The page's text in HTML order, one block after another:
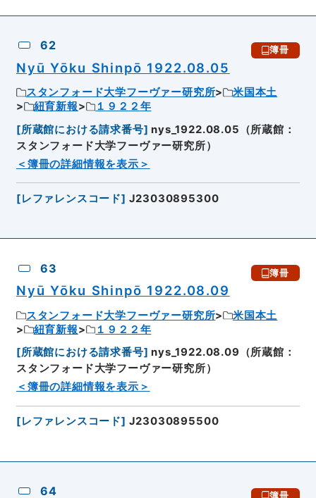
62 簿冊
Nyū Yōku Shinpō 1922.08.05
スタンフォード大学フーヴァー研究所
米国本土
紐育新報
１９２２年
[所蔵館における請求番号] nys_1922.08.05（所蔵館：
スタンフォード大学フーヴァー研究所）
＜簿冊の詳細情報を表示＞
[レファレンスコード] J23030895300
63 簿冊
Nyū Yōku Shinpō 1922.08.09
スタンフォード大学フーヴァー研究所
米国本土
紐育新報
１９２２年
[所蔵館における請求番号] nys_1922.08.09（所蔵館：
スタンフォード大学フーヴァー研究所）
＜簿冊の詳細情報を表示＞
[レファレンスコード] J23030895500
64 簿冊